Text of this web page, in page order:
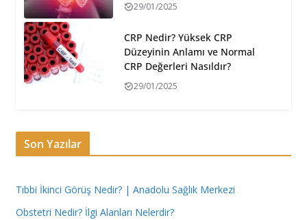
29/01/2025
CRP Nedir? Yüksek CRP
Düzeyinin Anlamı ve Normal
CRP Değerleri Nasıldır?
29/01/2025
Son Yazılar
Tıbbi İkinci Görüş Nedir? | Anadolu Sağlık Merkezi
Obstetri Nedir? İlgi Alanları Nelerdir?